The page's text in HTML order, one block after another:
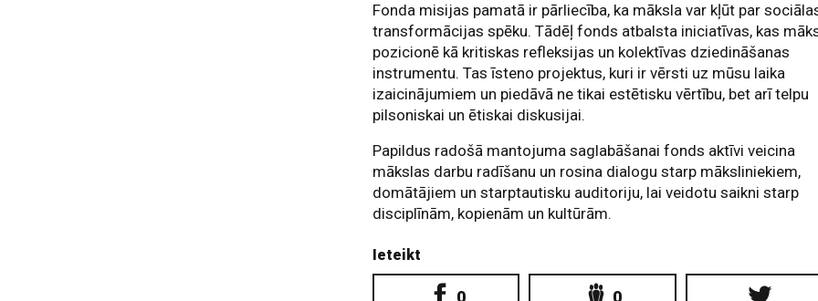
Fonda misijas pamatā ir pārliecība, ka māksla var kļūt par
transformācijas spēku. Tādēļ fonds atbalsta iniciatīvas, kas
pozicionē kā kritiskas refleksijas un kolektīvas dziedināšanas
instrumentu. Tas īsteno projektus, kuri ir vērsti uz mūsu laika
izaicinājumiem un piedāvā ne tikai estētisku vērtību, bet arī telpu
pilsoniskai un ētiskai diskusijai.
Papildus radošā mantojuma saglabāšanai fonds aktīvi veicina
mākslas darbu radīšanu un rosina dialogu starp māksliniekiem,
domātājiem un starptautisku auditoriju, lai veidotu saikni starp
disciplīnām, kopienām un kultūrām.
Ieteikt
0 0